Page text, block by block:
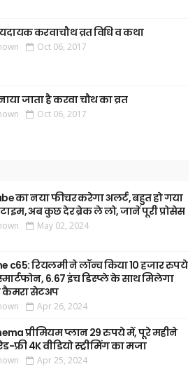
करवाचौथ व्रत विधि व कथा
Oct 06, 2017
जाता है करवा चौथ का व्रत
Oct 06, 2017
का नया फीचर करेगा अलर्ट, बहुत हो गया
टाइम, अब कुछ देर ब्रेक ले लो, जानें पूरी प्रोसेस
May 02, 2024
c65: रियलमी ने लॉन्च किया 10 हजार रुपये
6.67 इंच डिस्प्ले के साथ मिलेगा
कैमरा सेटअप
Apr 26, 2024
प्रीमियम प्लान 29 रुपये में, पूरे महीने
फ्री 4K वीडियो स्ट्रीमिंग का मजा
Apr 25, 2024